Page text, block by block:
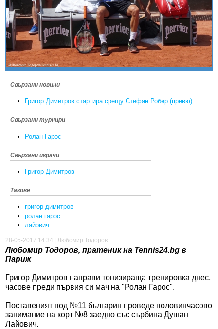
SOFIA OPEN
КЛУБОВЕ
БЛОГ
ВИДЕО
ЖЪЛТО
РАКЕТНИ
Ретро
Спорт&Фитнес
Други
Любители
Свързани новини
Григор Димитров стартира срещу Стефан Робер (превю)
Свързани турнири
Ролан Гарос
Свързани играчи
Григор Димитров
Тагове
григор димитров
ролан гарос
лайович
28-05-2017 14:34 | Любомир Тодоров
Любомир Тодоров, пратеник на Tennis24.bg в
Париж
Григор Димитров направи тонизираща тренировка днес,
часове преди първия си мач на "Ролан Гарос".
Поставеният под №11 българин проведе половинчасово
занимание на корт №8 заедно със сърбина Душан
Лайович.